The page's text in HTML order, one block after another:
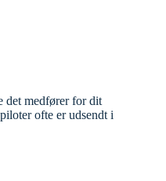
det medfører for dit
ofte er udsendt i